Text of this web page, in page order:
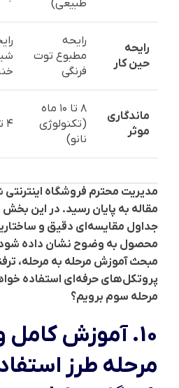
طبیعی)
رایحه
حین کار
رایحه
مطبوع توت
فرنگی
ماندگاری
موثر
۸ تا ۱۰ ماه
(تکنولوژی
نانو)
۴ تا ۶ ماه
مدیریت محترم فروشگاه
مقاله به پایان رسید. در این بخش
جداول مقایسه‌ای دقیق و
محصول به وضوح نشان داده
مبحث آموزش مرحله به مرحله،
پروتکل‌های حرفه‌ای استفاده
مرحله سوم برویم؟
10. آموزش کامل
مرحله طرز